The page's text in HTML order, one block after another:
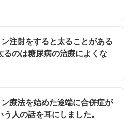
注射をすると太ることがある
るのは糖尿病の治療によくな
療法を始めた途端に合併症が
人の話を耳にしました。